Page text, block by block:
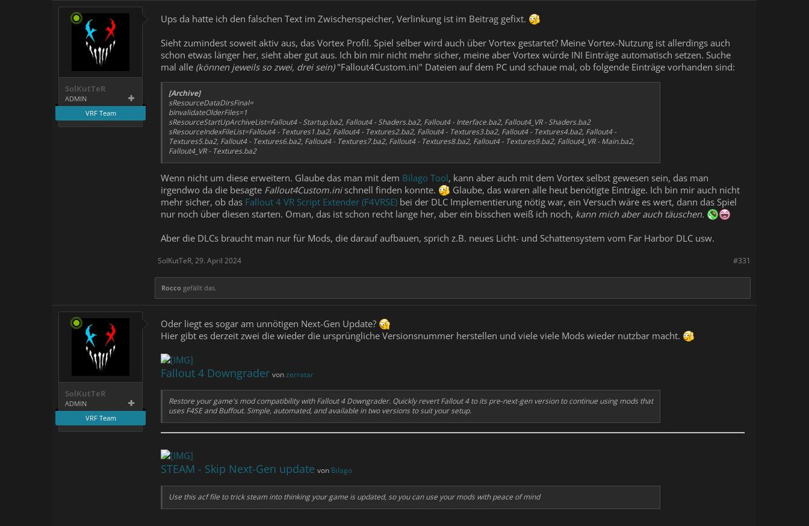
SolKutTeR
ADMIN
VRF Team
Ups da hatte ich den falschen Text im Zwischenspeicher, Verlinkung ist im Beitrag gefixt.
Sieht zumindest soweit aktiv aus, das Vortex Profil. Spiel selber wird auch über Vortex gestartet? Meine Vortex-Nutzung ist allerdings auch
schon etwas länger her, sieht aber gut aus. Ich bin mir nicht mehr sicher, meine aber Vortex würde INI Einträge automatisch setzen. Suche
mal alle (können jeweils so zwei, drei sein)"Fallout4Custom.ini" Dateien auf dem PC und schaue mal, ob folgende Einträge vorhanden sind:
[Archive]
sResourceDataDirsFinal=
bInvalidateOlderFiles=1
sResourceStartUpArchiveList=Fallout4 - Startup.ba2, Fallout4 - Shaders.ba2, Fallout4 - Interface.ba2, Fallout4_VR - Shaders.ba2
sResourceIndexFileList=Fallout4 - Textures1.ba2, Fallout4 - Textures2.ba2, Fallout4 - Textures3.ba2, Fallout4 - Textures4.ba2, Fallout4 -
Textures5.ba2, Fallout4 - Textures6.ba2, Fallout4 - Textures7.ba2, Fallout4 - Textures8.ba2, Fallout4 - Textures9.ba2, Fallout4_VR - Main.ba2,
Fallout4_VR - Textures.ba2
Wenn nicht um diese erweitern. Glaube das man mit dem Bilago Tool, kann aber auch mit dem Vortex selbst gewesen sein, das man
irgendwo da die besagte Fallout4Custom.inischnell finden konnte.
Glaube, das waren alle heut benötigte Einträge. Ich bin mir auch nicht
mehr sicher, ob das Fallout 4 VR Script Extender (F4VRSE) bei der DLC Implementierung nötig war, ein Versuch wäre es wert, dann das Spiel
nur noch über diesen starten. Oman, das ist schon recht lange her, aber ein bisschen weiß ich noch, kann mich aber auch täuschen.
Aber die DLCs braucht man nur für Mods, die darauf aufbauen, sprich z.B. neues Licht- und Schattensystem vom Far Harbor DLC usw.
#331
SolKutTeR, 29. April 2024
Rocco gefällt das.
SolKutTeR
ADMIN
VRF Team
Oder liegt es sogar am unnötigen Next-Gen Update?
Hier gibt es derzeit zwei die wieder die ursprüngliche Versionsnummer herstellen und viele viele Mods wieder nutzbar macht.
Fallout 4 Downgrader vonzerratar
Restore your game's mod compatibility with Fallout 4 Downgrader. Quickly revert Fallout 4 to its pre-next-gen version to continue using mods that
uses F4SE and Buffout. Simple, automated, and available in two versions to suit your setup.
STEAM - Skip Next-Gen update von Bilago
Use this acf file to trick steam into thinking your game is updated, so you can use your mods with peace of mind